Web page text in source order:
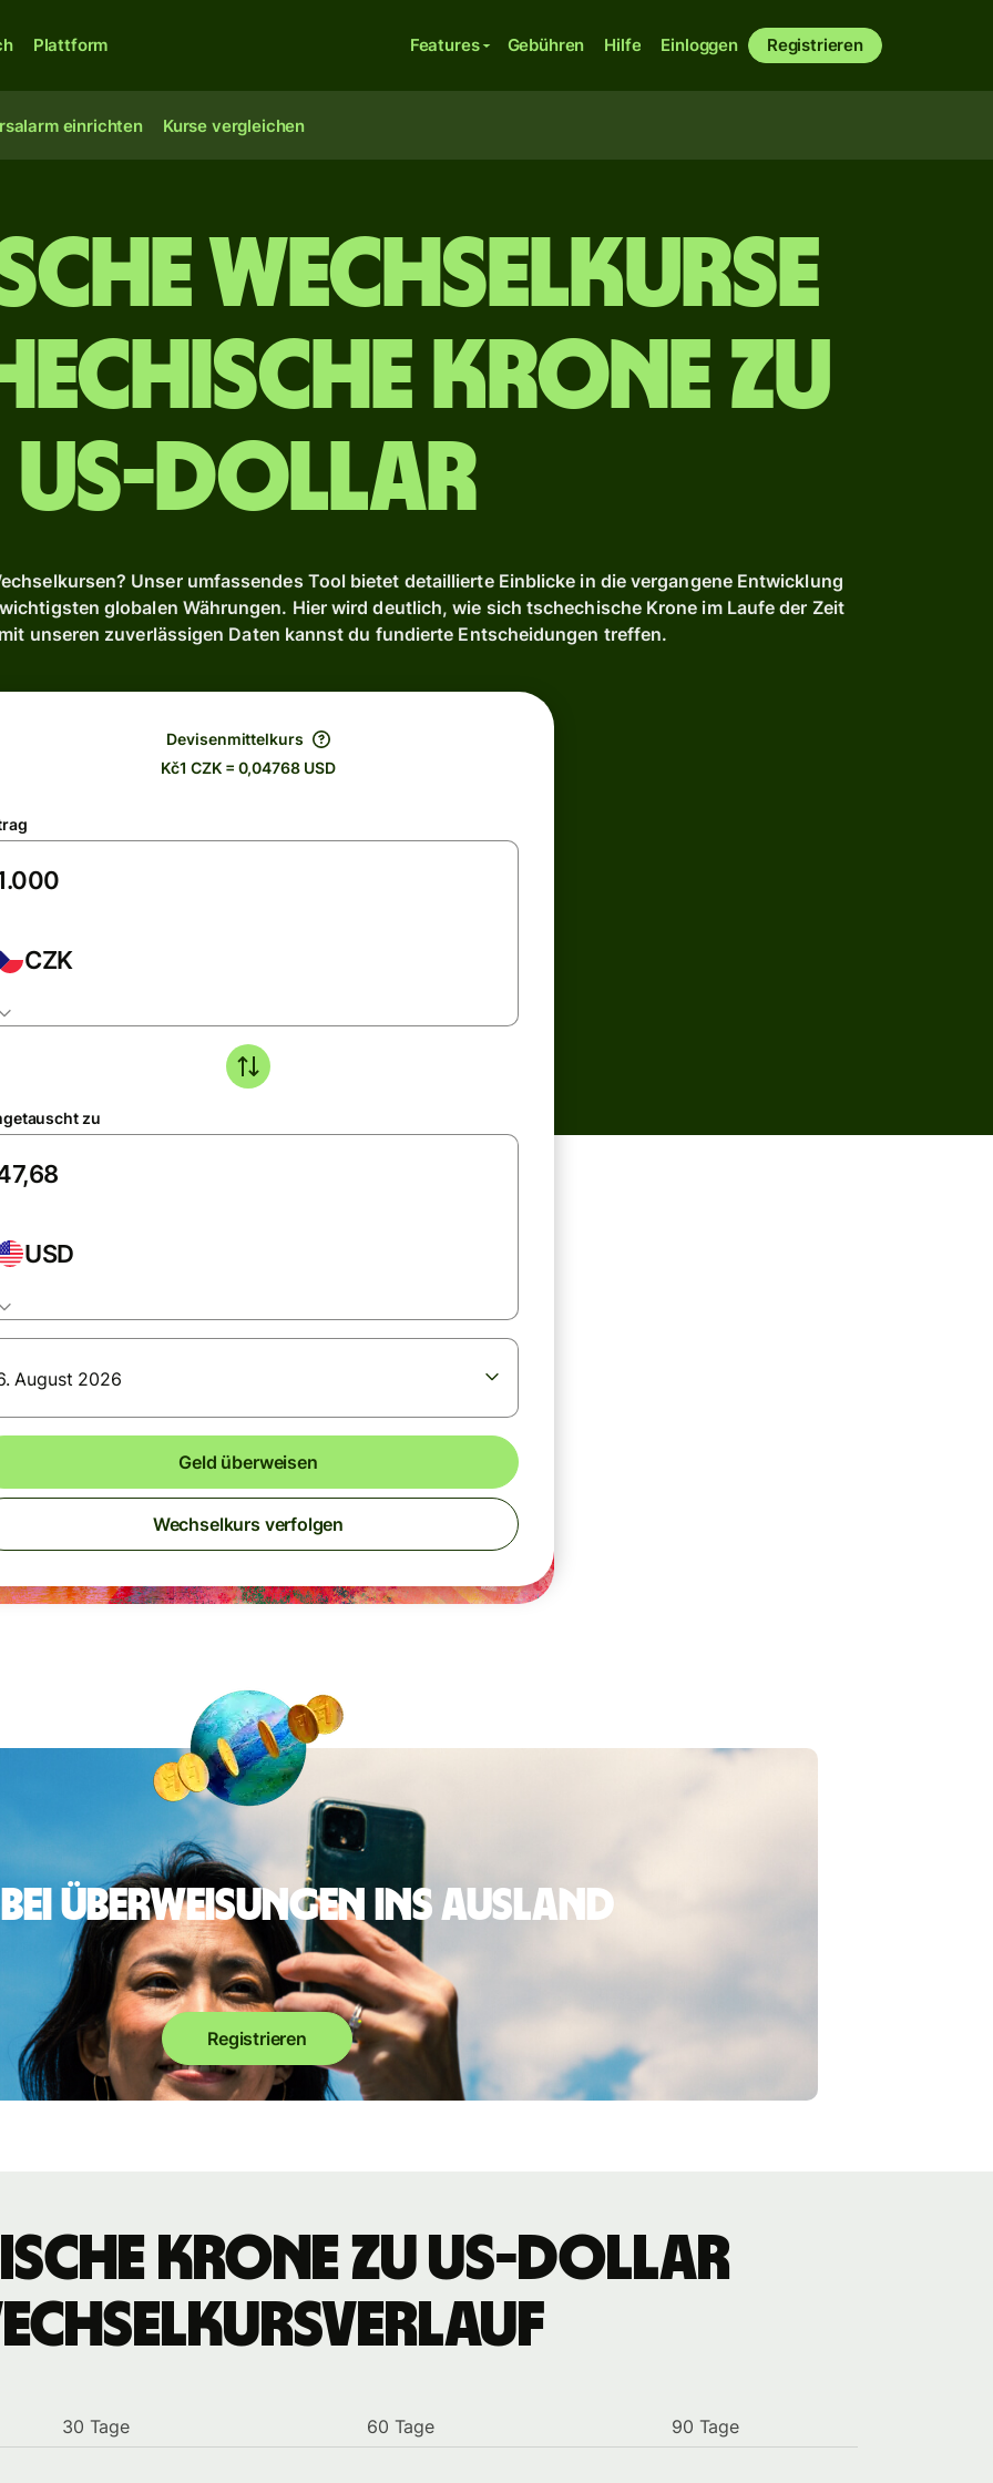
Plattform Features Gebühren Hilfe Einloggen Registrieren
einrichten Kurse vergleichen
Wechselkurse
Krone zu
US-Dollar
Unser umfassendes Tool bietet detaillierte Einblicke in die vergangene Entwicklung
globalen Währungen. Hier wird deutlich, wie sich tschechische Krone im Laufe der Zeit
unseren zuverlässigen Daten kannst du fundierte Entscheidungen treffen.
Devisenmittelkurs
Kč1 CZK = 0,04768 USD
CZK
zu
USD
August 2026
Geld überweisen
Wechselkurs verfolgen
Überweisungen ins Ausland
Registrieren
Krone zu US-Dollar
30 Tage 60 Tage 90 Tage